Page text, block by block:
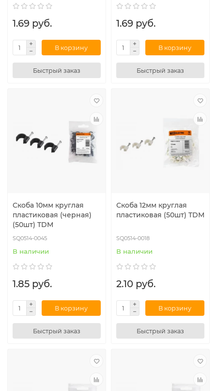
1.69 руб.
В корзину
Быстрый заказ
1.69 руб.
В корзину
Быстрый заказ
Скоба 10мм круглая
пластиковая (черная)
(50шт) TDM
SQ0514-0045
В наличии
1.85 руб.
В корзину
Быстрый заказ
Скоба 12мм круглая
пластиковая (50шт) TDM
SQ0514-0018
В наличии
2.10 руб.
В корзину
Быстрый заказ